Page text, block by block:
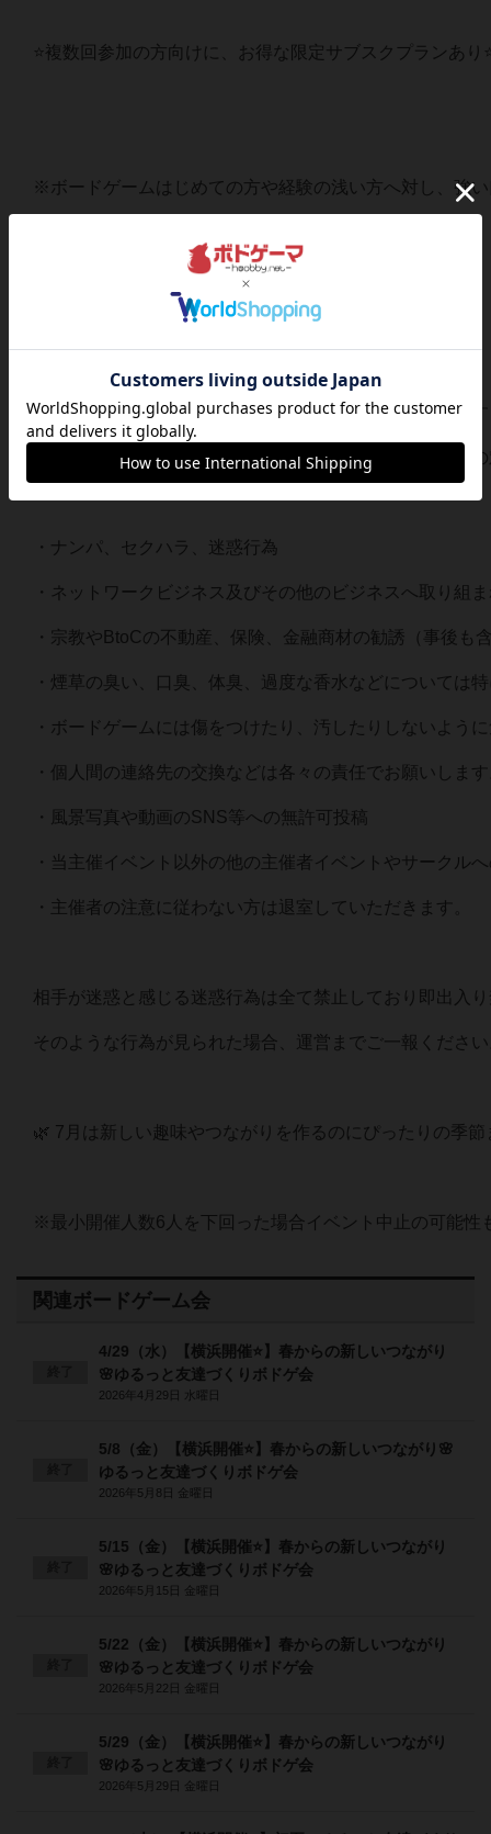
⭐️複数回参加の方向けに、お得な限定サブスクプランあり
※ボードゲームはじめての方や経験の浅い方へ対し、強
ご協力をお願い致します。
※下記内容を発見、発覚した際は、途中退出いただきま
（開催日以降も、参加者より申し出ありましたら、同様
・ナンパ、セクハラ、迷惑行為
・ネットワークビジネス及びその他のビジネスへ取り組
・宗教やBtoCの不動産、保険、金融商材の勧誘（事後も
・煙草の臭い、口臭、体臭、過度な香水などについては
・ボードゲームには傷をつけたり、汚したりしないよう
・個人間の連絡先の交換などは各々の責任でお願いしま
・風景写真や動画のSNS等への無許可投稿
・当主催イベント以外の他の主催者イベントやサークル
・主催者の注意に従わない方は退室していただきます。
相手が迷惑と感じる迷惑行為は全て禁止しており即出入
そのような行為が見られた場合、運営までご一報くださ
🌿 7月は新しい趣味やつながりを作るのにぴったりの季
※最小開催人数6人を下回った場合イベント中止の可能性
関連ボードゲーム会
4/29（水）【横浜開催⭐️】春からの新しいつながり
🌸ゆるっと友達づくりボドゲ会
2026年4月29日 水曜日
5/8（金）【横浜開催⭐️】春からの新しいつながり🌸
ゆるっと友達づくりボドゲ会
2026年5月8日 金曜日
5/15（金）【横浜開催⭐️】春からの新しいつながり
🌸ゆるっと友達づくりボドゲ会
2026年5月15日 金曜日
5/22（金）【横浜開催⭐️】春からの新しいつながり
🌸ゆるっと友達づくりボドゲ会
2026年5月22日 金曜日
5/29（金）【横浜開催⭐️】春からの新しいつながり
🌸ゆるっと友達づくりボドゲ会
2026年5月29日 金曜日